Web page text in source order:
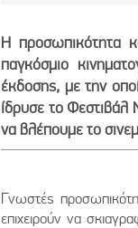
Η προσωπικότητα
παγκόσμιο
έκδοσης, με την
ίδρυσε το Φεστιβάλ
να βλέπουμε το
Γνωστές
επιχειρούν να